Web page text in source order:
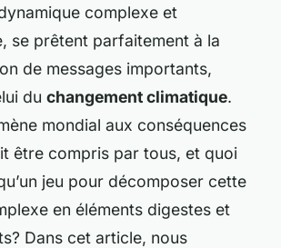
complexe et
se prêtent parfaitement à la
de messages importants,
du changement climatique.
mondial aux conséquences
être compris par tous, et quoi
jeu pour décomposer cette
en éléments digestes et
Dans cet article, nous